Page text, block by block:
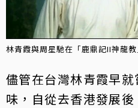
林青霞與周星馳在「鹿鼎記II神龍
儘管在台灣林青霞早
味，自從去香港發展